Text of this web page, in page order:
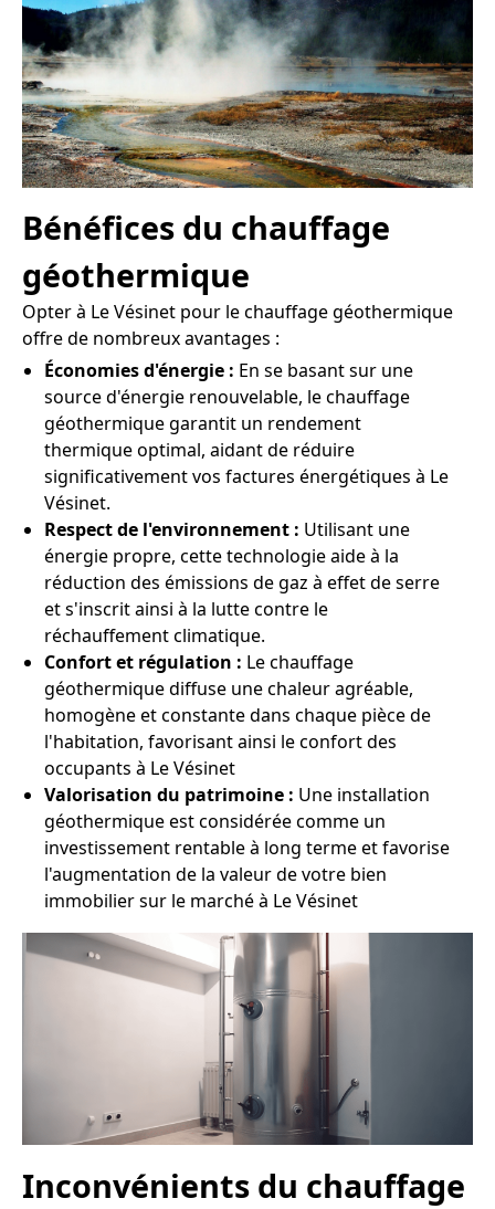
Bénéfices du chauffage
géothermique
Opter à Le Vésinet pour le chauffage géothermique
offre de nombreux avantages :
Économies d'énergie : En se basant sur une
source d'énergie renouvelable, le chauffage
géothermique garantit un rendement
thermique optimal, aidant de réduire
significativement vos factures énergétiques à Le
Vésinet.
Respect de l'environnement : Utilisant une
énergie propre, cette technologie aide à la
réduction des émissions de gaz à effet de serre
et s'inscrit ainsi à la lutte contre le
réchauffement climatique.
Confort et régulation : Le chauffage
géothermique diffuse une chaleur agréable,
homogène et constante dans chaque pièce de
l'habitation, favorisant ainsi le confort des
occupants à Le Vésinet
Valorisation du patrimoine : Une installation
géothermique est considérée comme un
investissement rentable à long terme et favorise
l'augmentation de la valeur de votre bien
immobilier sur le marché à Le Vésinet
Inconvénients du chauffage